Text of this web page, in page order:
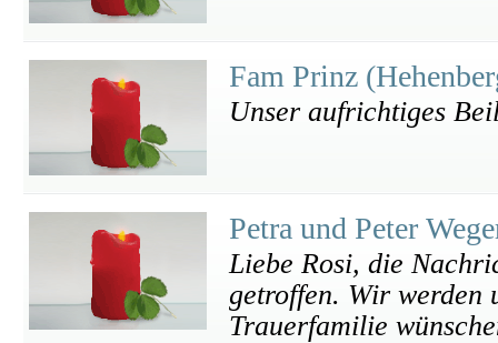
Fam Prinz
Unser aufrichtiges
Petra und Peter
Liebe Rosi, die
getroffen. Wir werden
Trauerfamilie